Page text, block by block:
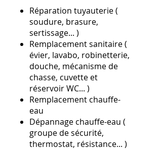
Réparation tuyauterie (
soudure, brasure,
sertissage... )
Remplacement sanitaire (
évier, lavabo, robinetterie,
douche, mécanisme de
chasse, cuvette et
réservoir WC... )
Remplacement chauffe-
eau
Dépannage chauffe-eau (
groupe de sécurité,
thermostat, résistance... )